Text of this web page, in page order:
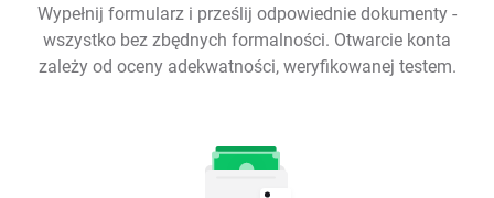
Wypełnij formularz i prześlij odpowiednie dokumenty -
wszystko bez zbędnych formalności. Otwarcie konta
zależy od oceny adekwatności, weryfikowanej testem.